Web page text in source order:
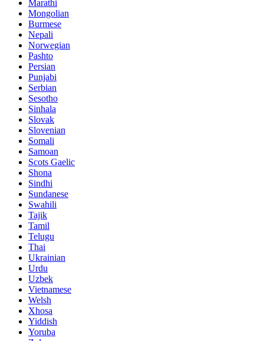
Marathi
Mongolian
Burmese
Nepali
Norwegian
Pashto
Persian
Punjabi
Serbian
Sesotho
Sinhala
Slovak
Slovenian
Somali
Samoan
Scots Gaelic
Shona
Sindhi
Sundanese
Swahili
Tajik
Tamil
Telugu
Thai
Ukrainian
Urdu
Uzbek
Vietnamese
Welsh
Xhosa
Yiddish
Yoruba